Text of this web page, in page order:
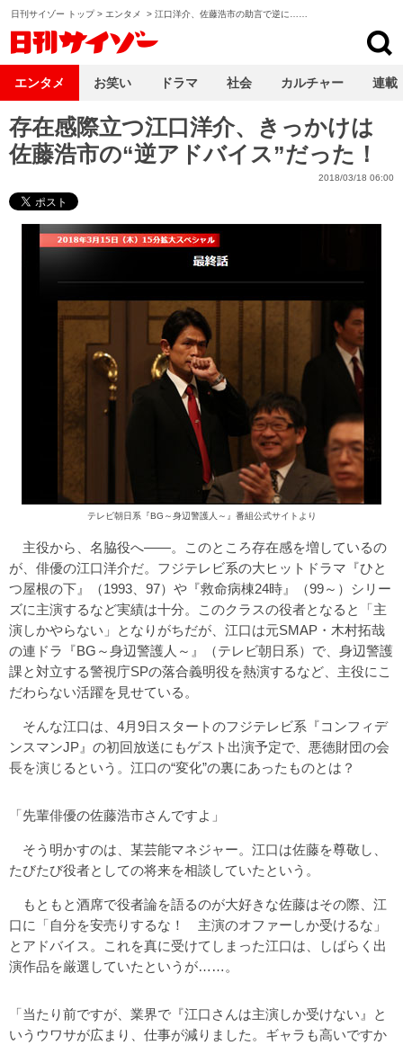
日刊サイゾー トップ> エンタメ > 江口洋介、佐藤浩市の助言で逆に……
存在感際立つ江口洋介、きっかけは
佐藤浩市の“逆アドバイス”だった！
2018/03/18 06:00
テレビ朝日系『BG～身辺警護人～』番組公式サイトより
主役から、名脇役へ――。このところ存在感を増しているの
が、俳優の江口洋介だ。フジテレビ系の大ヒットドラマ『ひと
つ屋根の下』（1993、97）や『救命病棟24時』（99～）シリー
ズに主演するなど実績は十分。このクラスの役者となると「主
演しかやらない」となりがちだが、江口は元SMAP・木村拓哉
の連ドラ『BG～身辺警護人～』（テレビ朝日系）で、身辺警護
課と対立する警視庁SPの落合義明役を熱演するなど、主役にこ
だわらない活躍を見せている。
そんな江口は、4月9日スタートのフジテレビ系『コンフィデ
ンスマンJP』の初回放送にもゲスト出演予定で、悪徳財団の会
長を演じるという。江口の“変化”の裏にあったものとは？
「先輩俳優の佐藤浩市さんですよ」
そう明かすのは、某芸能マネジャー。江口は佐藤を尊敬し、
たびたび役者としての将来を相談していたという。
もともと酒席で役者論を語るのが大好きな佐藤はその際、江
口に「自分を安売りするな！ 主演のオファーしか受けるな」
とアドバイス。これを真に受けてしまった江口は、しばらく出
演作品を厳選していたというが……。
「当たり前ですが、業界で『江口さんは主演しか受けない』と
いうウワサが広まり、仕事が減りました。ギャラも高いですか
エンタメ お笑い ドラマ 社会 カルチャー 連載